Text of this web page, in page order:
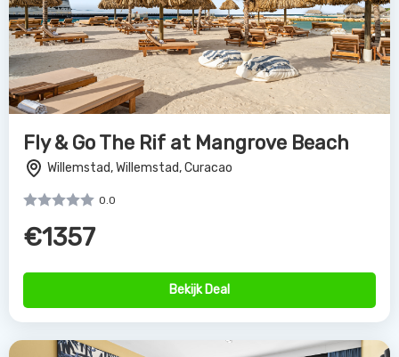
Fly & Go The Rif at Mangrove Beach
Willemstad, Willemstad, Curacao
0.0
€1357
Bekijk Deal